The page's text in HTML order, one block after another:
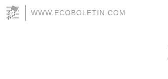
WWW.ECOBOLETIN.COM